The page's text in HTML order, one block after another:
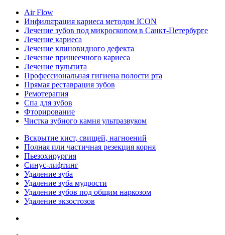
Air Flow
Инфильтрация кариеса методом ICON
Лечение зубов под микроскопом в Санкт-Петербурге
Лечение кариеса
Лечение клиновидного дефекта
Лечение пришеечного кариеса
Лечение пульпита
Профессиональная гигиена полости рта
Прямая реставрация зубов
Ремотерапия
Спа для зубов
Фторирование
Чистка зубного камня ультразвуком
Вскрытие кист, свищей, нагноений
Полная или частичная резекция корня
Пьезохирургия
Синус-лифтинг
Удаление зуба
Удаление зуба мудрости
Удаление зубов под общим наркозом
Удаление экзостозов